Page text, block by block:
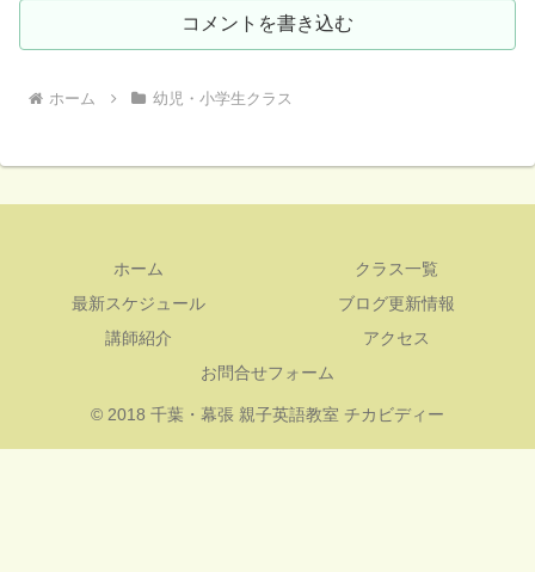
コメントを書き込む
ホーム 幼児・小学生クラス
ホーム
クラス一覧
最新スケジュール
ブログ更新情報
講師紹介
アクセス
お問合せフォーム
© 2018 千葉・幕張 親子英語教室 チカビディー